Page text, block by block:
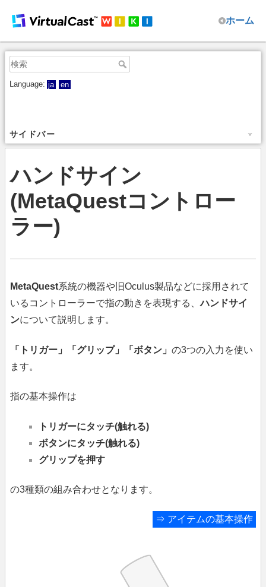
ホーム
Language: ja en
サイドバー
ハンドサイン
(MetaQuestコントロー
ラー)
MetaQuest系統の機器や旧Oculus製品などに採用されて
いるコントローラーで指の動きを表現する、ハンドサイ
ンについて説明します。
「トリガー」「グリップ」「ボタン」 の3つの入力を使い
ます。
指の基本操作は
トリガーにタッチ(触れる)
ボタンにタッチ(触れる)
グリップを押す
の3種類の組み合わせとなります。
⇒ アイテムの基本操作